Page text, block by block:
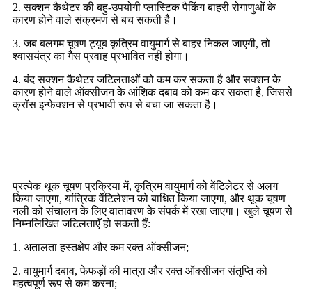
2. सक्शन कैथेटर की बहु-उपयोगी प्लास्टिक पैकिंग बाहरी रोगाणुओं के
कारण होने वाले संक्रमण से बच सकती है।
3. जब बलगम चूषण ट्यूब कृत्रिम वायुमार्ग से बाहर निकल जाएगी, तो
श्वासयंत्र का गैस प्रवाह प्रभावित नहीं होगा।
4. बंद सक्शन कैथेटर जटिलताओं को कम कर सकता है और सक्शन के
कारण होने वाले ऑक्सीजन के आंशिक दबाव को कम कर सकता है, जिससे
क्रॉस इन्फेक्शन से प्रभावी रूप से बचा जा सकता है।
प्रत्येक थूक चूषण प्रक्रिया में, कृत्रिम वायुमार्ग को वेंटिलेटर से अलग
किया जाएगा, यांत्रिक वेंटिलेशन को बाधित किया जाएगा, और थूक चूषण
नली को संचालन के लिए वातावरण के संपर्क में रखा जाएगा। खुले चूषण से
निम्नलिखित जटिलताएँ हो सकती हैं:
1. अतालता हस्तक्षेप और कम रक्त ऑक्सीजन;
2. वायुमार्ग दबाव, फेफड़ों की मात्रा और रक्त ऑक्सीजन संतृप्ति को
महत्वपूर्ण रूप से कम करना;